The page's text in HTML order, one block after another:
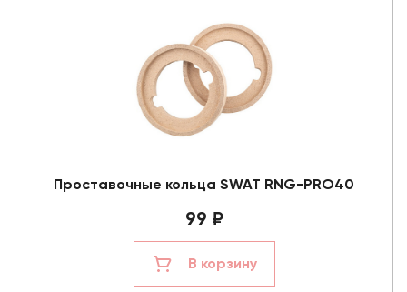
Проставочные кольца SWAT RNG-PRO40
99 ₽
В корзину